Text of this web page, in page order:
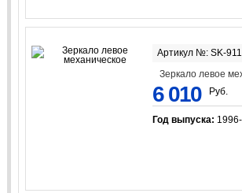
Артикул №: SK-
Зеркало левое
6 010 Руб.
Год выпуска: